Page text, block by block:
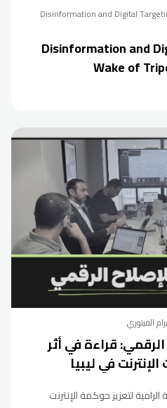
Disinformation and Digital
Disinformation and
Wake of
الفيتوري
قراءة في أثر
في ليبيا
لتعزيز حوكمة الإنترنت